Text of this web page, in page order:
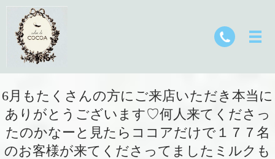
6月もたくさんの方にご来店いただき本当に
ありがとうございます♡何人来てくださっ
たのかなーと見たらココアだけで１７７名
のお客様が来てくださってましたミルクも